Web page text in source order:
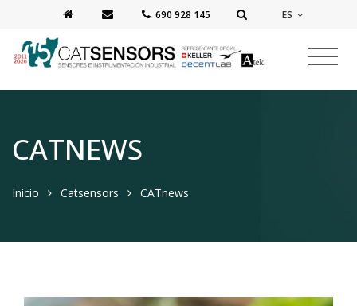
‭690 928 145‬ ES
CATNEWS
Inicio Catsensors CATnews